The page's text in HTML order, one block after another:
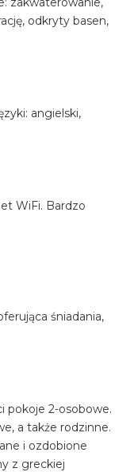
odkryty basen,
angielski,
WiFi. Bardzo
śniadania,
pokoje 2-osobowe.
a także rodzinne.
i ozdobione
z greckiej